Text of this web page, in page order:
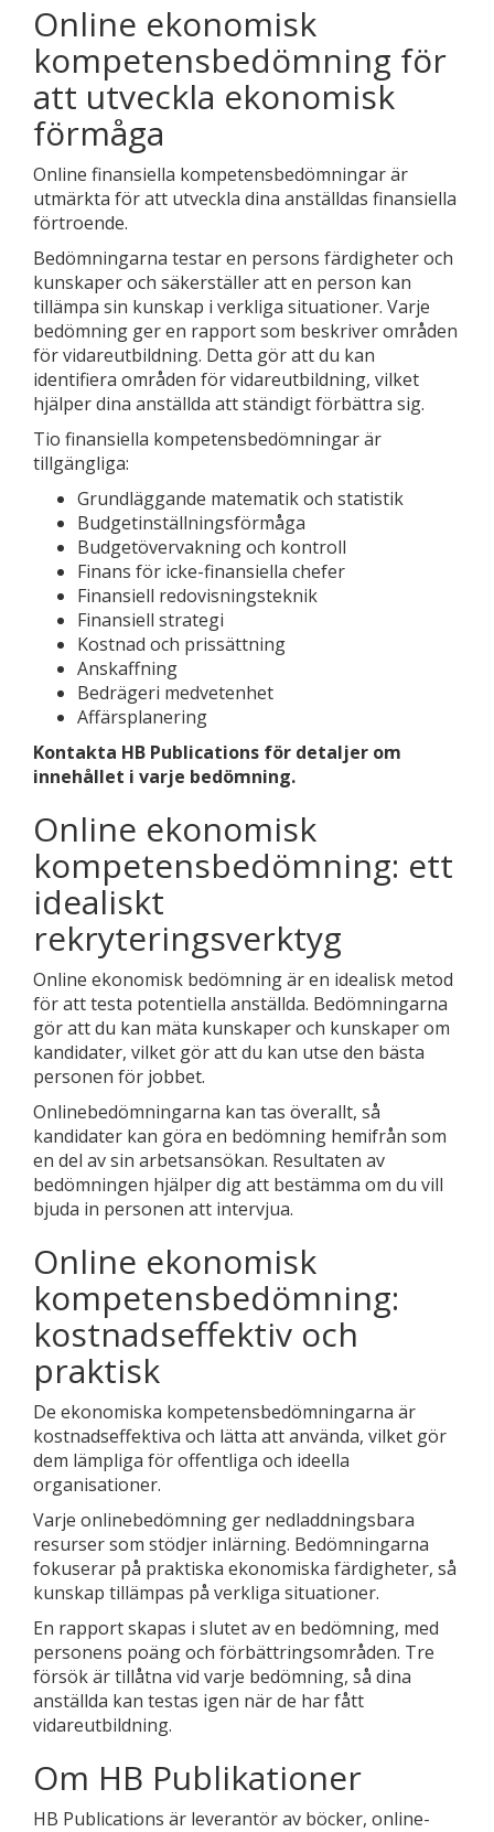
Online ekonomisk
kompetensbedömning för
att utveckla ekonomisk
förmåga
Online finansiella kompetensbedömningar är
utmärkta för att utveckla dina anställdas finansiella
förtroende.
Bedömningarna testar en persons färdigheter och
kunskaper och säkerställer att en person kan
tillämpa sin kunskap i verkliga situationer. Varje
bedömning ger en rapport som beskriver områden
för vidareutbildning. Detta gör att du kan
identifiera områden för vidareutbildning, vilket
hjälper dina anställda att ständigt förbättra sig.
Tio finansiella kompetensbedömningar är
tillgängliga:
Grundläggande matematik och statistik
Budgetinställningsförmåga
Budgetövervakning och kontroll
Finans för icke-finansiella chefer
Finansiell redovisningsteknik
Finansiell strategi
Kostnad och prissättning
Anskaffning
Bedrägeri medvetenhet
Affärsplanering
Kontakta HB Publications för detaljer om
innehållet i varje bedömning.
Online ekonomisk
kompetensbedömning: ett
idealiskt
rekryteringsverktyg
Online ekonomisk bedömning är en idealisk metod
för att testa potentiella anställda. Bedömningarna
gör att du kan mäta kunskaper och kunskaper om
kandidater, vilket gör att du kan utse den bästa
personen för jobbet.
Onlinebedömningarna kan tas överallt, så
kandidater kan göra en bedömning hemifrån som
en del av sin arbetsansökan. Resultaten av
bedömningen hjälper dig att bestämma om du vill
bjuda in personen att intervjua.
Online ekonomisk
kompetensbedömning:
kostnadseffektiv och
praktisk
De ekonomiska kompetensbedömningarna är
kostnadseffektiva och lätta att använda, vilket gör
dem lämpliga för offentliga och ideella
organisationer.
Varje onlinebedömning ger nedladdningsbara
resurser som stödjer inlärning. Bedömningarna
fokuserar på praktiska ekonomiska färdigheter, så
kunskap tillämpas på verkliga situationer.
En rapport skapas i slutet av en bedömning, med
personens poäng och förbättringsområden. Tre
försök är tillåtna vid varje bedömning, så dina
anställda kan testas igen när de har fått
vidareutbildning.
Om HB Publikationer
HB Publications är leverantör av böcker, online-